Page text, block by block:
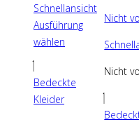
Schnellansicht
Ausführung
wählen
Dieses
Produkt
weist
mehrere
Bedeckte
Kleider
Nicht
Nicht
Dieses
Produkt